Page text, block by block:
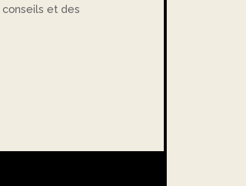
conseils et des